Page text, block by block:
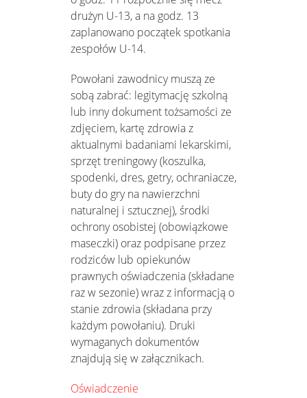
drużyn U-13, a na godz. 13
zaplanowano początek spotkania
zespołów U-14.
Powołani zawodnicy muszą ze
sobą zabrać: legitymację szkolną
lub inny dokument tożsamości ze
zdjęciem, kartę zdrowia z
aktualnymi badaniami lekarskimi,
sprzęt treningowy (koszulka,
spodenki, dres, getry, ochraniacze,
buty do gry na nawierzchni
naturalnej i sztucznej), środki
ochrony osobistej (obowiązkowe
maseczki) oraz podpisane przez
rodziców lub opiekunów
prawnych oświadczenia (składane
raz w sezonie) wraz z informacją o
stanie zdrowia (składana przy
każdym powołaniu). Druki
wymaganych dokumentów
znajdują się w załącznikach.
Oświadczenie